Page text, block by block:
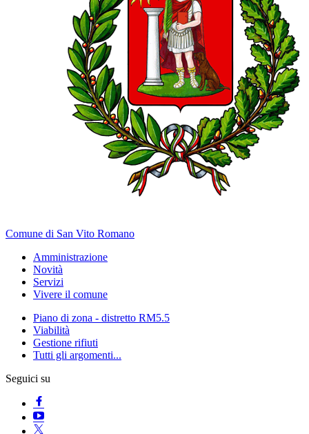
Comune di San Vito Romano
Amministrazione
Novità
Servizi
Vivere il comune
Piano di zona - distretto RM5.5
Viabilità
Gestione rifiuti
Tutti gli argomenti...
Seguici su